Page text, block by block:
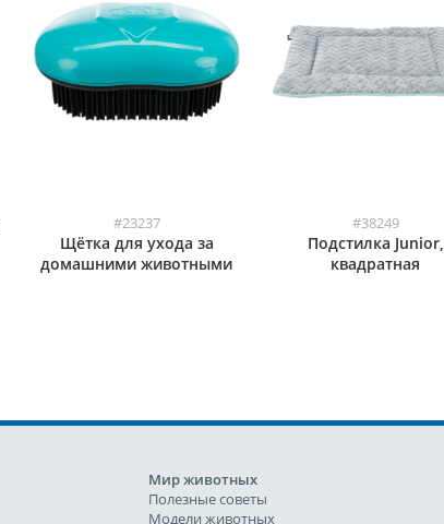
#23237
Щётка для ухода за
домашними животными
#38249
Подстилка Junior,
квадратная
Мир животных
Полезные советы
Модели животных